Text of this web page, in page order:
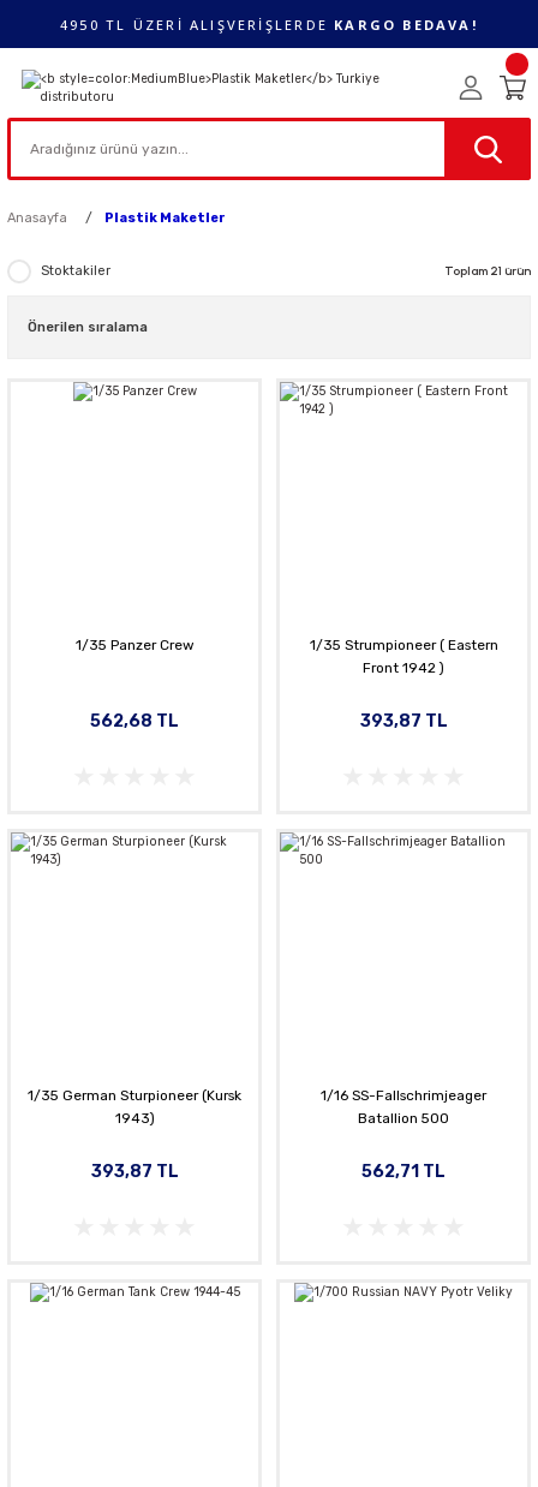
4950 TL ÜZERİ ALIŞVERİŞLERDE KARGO BEDAVA!
Anasayfa Plastik Maketler
Stoktakiler Toplam 21 ürün
1/35 Panzer Crew
562,68 TL
1/35 Strumpioneer ( Eastern
Front 1942 )
393,87 TL
1/35 German Sturpioneer (Kursk
1943)
393,87 TL
1/16 SS-Fallschrimjeager
Batallion 500
562,71 TL